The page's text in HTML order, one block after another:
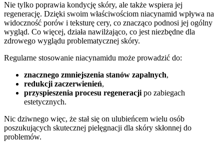
Nie tylko poprawia kondycję skóry, ale także wspiera jej
regenerację. Dzięki swoim właściwościom niacynamid wpływa na
widoczność porów i teksturę cery, co znacząco podnosi jej ogólny
wygląd. Co więcej, działa nawilżająco, co jest niezbędne dla
zdrowego wyglądu problematycznej skóry.
Regularne stosowanie niacynamidu może prowadzić do:
znacznego zmniejszenia stanów zapalnych,
redukcji zaczerwienień,
przyspieszenia procesu regeneracji po zabiegach
estetycznych.
Nic dziwnego więc, że stał się on ulubieńcem wielu osób
poszukujących skutecznej pielęgnacji dla skóry skłonnej do
problemów.